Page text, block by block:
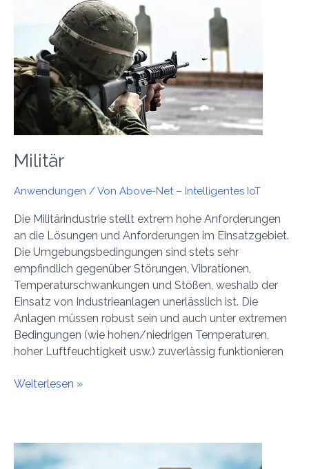
Militär
Anwendungen / Von Above-Net – Intelligentes IoT
Die Militärindustrie stellt extrem hohe Anforderungen
an die Lösungen und Anforderungen im Einsatzgebiet.
Die Umgebungsbedingungen sind stets sehr
empfindlich gegenüber Störungen, Vibrationen,
Temperaturschwankungen und Stößen, weshalb der
Einsatz von Industrieanlagen unerlässlich ist. Die
Anlagen müssen robust sein und auch unter extremen
Bedingungen (wie hohen/niedrigen Temperaturen,
hoher Luftfeuchtigkeit usw.) zuverlässig funktionieren
Weiterlesen »
Gebäudeautomation